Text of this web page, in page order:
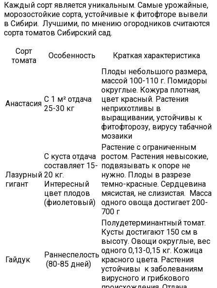
Каждый сорт является уникальным. Самые урожайные,
морозостойкие сорта, устойчивые к фитофторе вывели
в Сибири. Лучшими, по мнению огородников считаются
сорта томатов Сибирский сад.
Сорт
томата
Особенность Краткая характеристика
Анастасия С 1 м² отдача
25-30 кг
Плоды небольшого размера,
массой 100-110 г. Помидоры
округлые. Кожура плотная,
цвет красный. Растения
неприхотливы в
выращивании, устойчивы к
фитофторозу, вирусу табачной
мозаики
Лазурный
гигант
С куста отдача
составляет 15-
20 кг.
Интересный
цвет плодов
(фиолетовый)
Растение с ограниченным
ростом. Растения невысокие,
подвязывать к опоре не
нужно. Плоды в разрезе
темно-красные. Сердцевина
мясистая, не слизистая. Масса
одного овоща достигает 200-
700 г
Гайдук
Раннеспелость
(80-85 дней)
Полудетерминантный томат.
Кусты достигают 150 см в
высоту. Овощи округлые, вес
одного 0,13-0,15 кг. Кожица
красного цвета. Растения
устойчивы к заболеваниям
вирусного и грибкового